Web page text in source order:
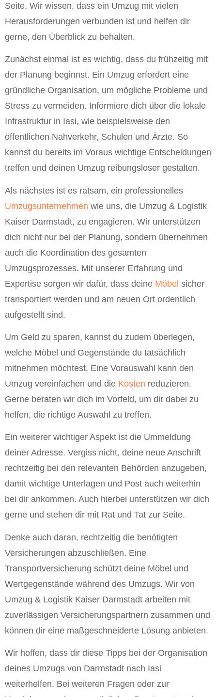
Seite. Wir wissen, dass ein Umzug mit vielen
Herausforderungen verbunden ist und helfen dir
gerne, den Überblick zu behalten.
Zunächst einmal ist es wichtig, dass du frühzeitig mit
der Planung beginnst. Ein Umzug erfordert eine
gründliche Organisation, um mögliche Probleme und
Stress zu vermeiden. Informiere dich über die lokale
Infrastruktur in Iasi, wie beispielsweise den
öffentlichen Nahverkehr, Schulen und Ärzte. So
kannst du bereits im Voraus wichtige Entscheidungen
treffen und deinen Umzug reibungsloser gestalten.
Als nächstes ist es ratsam, ein professionelles
Umzugsunternehmen wie uns, die Umzug & Logistik
Kaiser Darmstadt, zu engagieren. Wir unterstützen
dich nicht nur bei der Planung, sondern übernehmen
auch die Koordination des gesamten
Umzugsprozesses. Mit unserer Erfahrung und
Expertise sorgen wir dafür, dass deine Möbel sicher
transportiert werden und am neuen Ort ordentlich
aufgestellt sind.
Um Geld zu sparen, kannst du zudem überlegen,
welche Möbel und Gegenstände du tatsächlich
mitnehmen möchtest. Eine Vorauswahl kann den
Umzug vereinfachen und die Kosten reduzieren.
Gerne beraten wir dich im Vorfeld, um dir dabei zu
helfen, die richtige Auswahl zu treffen.
Ein weiterer wichtiger Aspekt ist die Ummeldung
deiner Adresse. Vergiss nicht, deine neue Anschrift
rechtzeitig bei den relevanten Behörden anzugeben,
damit wichtige Unterlagen und Post auch weiterhin
bei dir ankommen. Auch hierbei unterstützen wir dich
gerne und stehen dir mit Rat und Tat zur Seite.
Denke auch daran, rechtzeitig die benötigten
Versicherungen abzuschließen. Eine
Transportversicherung schützt deine Möbel und
Wertgegenstände während des Umzugs. Wir von
Umzug & Logistik Kaiser Darmstadt arbeiten mit
zuverlässigen Versicherungspartnern zusammen und
können dir eine maßgeschneiderte Lösung anbieten.
Wir hoffen, dass dir diese Tipps bei der Organisation
deines Umzugs von Darmstadt nach Iasi
weiterhelfen. Bei weiteren Fragen oder zur